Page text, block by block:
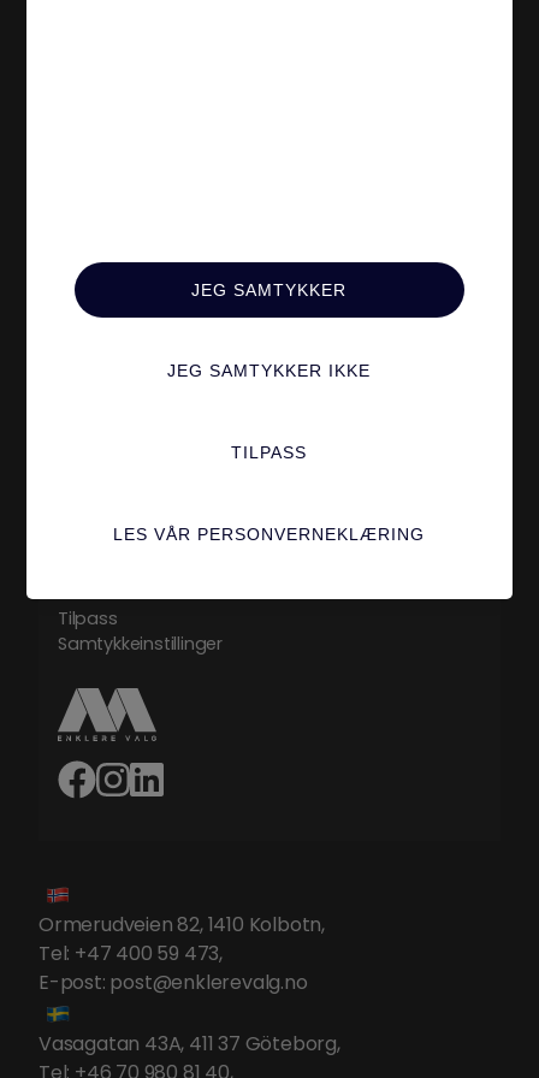
Øvrigt
Tilpass
Samtykkeinstillinger
Karriere
Ormerudveien 82, 1410 Kolbotn,
Tel: +47 400 59 473,
E-post: post@enklerevalg.no
Vasagatan 43A, 411 37 Göteborg,
JEG SAMTYKKER
JEG SAMTYKKER IKKE
TILPASS
LES VÅR PERSONVERNEKLÆRING